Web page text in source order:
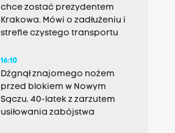
chce zostać prezydentem
Krakowa. Mówi o zadłużeniu i
strefie czystego transportu
16:10
Dźgnął znajomego nożem
przed blokiem w Nowym
Sączu. 40-latek z zarzutem
usiłowania zabójstwa